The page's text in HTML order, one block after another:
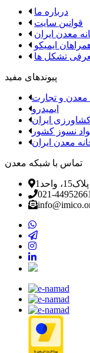
درباره ما
قوانین سایت
معدن ایران
ایمیکو
تشکل ها
پیوندهای مفید
و تجارت
ایمیدرو
کشاورزی ایران
نسوز کشور
معدن ایران
تماس با شبکه معدن
021-